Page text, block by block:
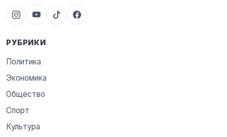
РУБРИКИ
Политика
Экономика
Общество
Спорт
Культура